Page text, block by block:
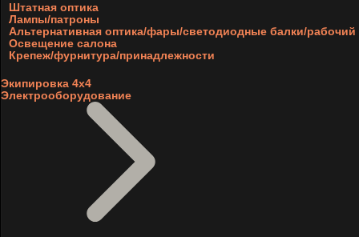
Штатная оптика
Лампы/патроны
Альтернативная оптика/фары/светодиодные балки/рабочий
Освещение салона
Крепеж/фурнитура/принадлежности
Экипировка 4х4
Электрооборудование